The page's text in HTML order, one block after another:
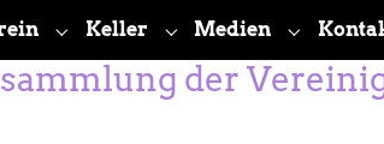
Submenu for "Verein"
Keller
Submenu for "Keller"
Medien
der